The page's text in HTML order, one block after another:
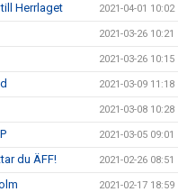
Herrlaget 2021-04-01 10:02
2021-03-26 10:21
2021-03-26 10:15
2021-03-09 11:18
2021-03-08 10:28
2021-03-05 09:01
du ÄFF! 2021-02-26 08:51
2021-02-17 18:59